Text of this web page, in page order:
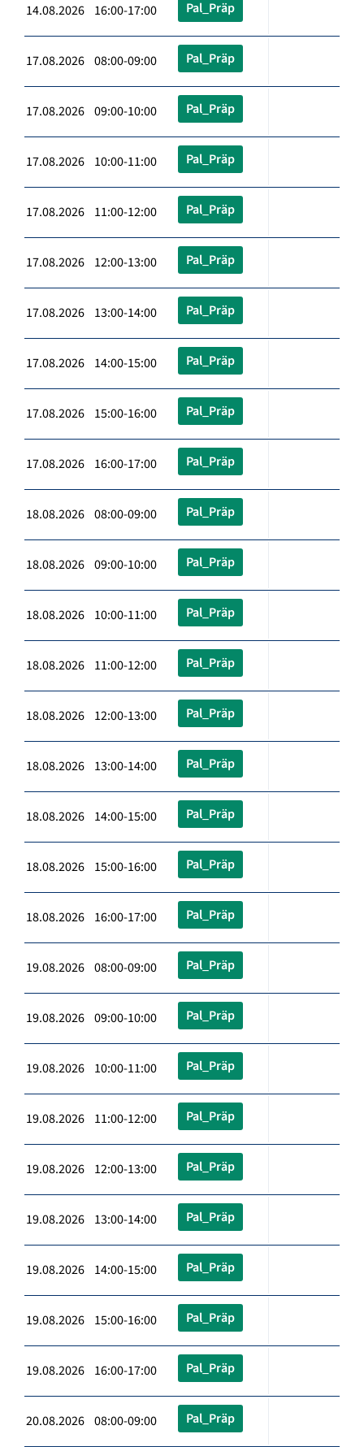
14.08.2026 16:00-17:00 Pal_Präp
17.08.2026 08:00-09:00 Pal_Präp
17.08.2026 09:00-10:00 Pal_Präp
17.08.2026 10:00-11:00 Pal_Präp
17.08.2026 11:00-12:00 Pal_Präp
17.08.2026 12:00-13:00 Pal_Präp
17.08.2026 13:00-14:00 Pal_Präp
17.08.2026 14:00-15:00 Pal_Präp
17.08.2026 15:00-16:00 Pal_Präp
17.08.2026 16:00-17:00 Pal_Präp
18.08.2026 08:00-09:00 Pal_Präp
18.08.2026 09:00-10:00 Pal_Präp
18.08.2026 10:00-11:00 Pal_Präp
18.08.2026 11:00-12:00 Pal_Präp
18.08.2026 12:00-13:00 Pal_Präp
18.08.2026 13:00-14:00 Pal_Präp
18.08.2026 14:00-15:00 Pal_Präp
18.08.2026 15:00-16:00 Pal_Präp
18.08.2026 16:00-17:00 Pal_Präp
19.08.2026 08:00-09:00 Pal_Präp
19.08.2026 09:00-10:00 Pal_Präp
19.08.2026 10:00-11:00 Pal_Präp
19.08.2026 11:00-12:00 Pal_Präp
19.08.2026 12:00-13:00 Pal_Präp
19.08.2026 13:00-14:00 Pal_Präp
19.08.2026 14:00-15:00 Pal_Präp
19.08.2026 15:00-16:00 Pal_Präp
19.08.2026 16:00-17:00 Pal_Präp
20.08.2026 08:00-09:00 Pal_Präp